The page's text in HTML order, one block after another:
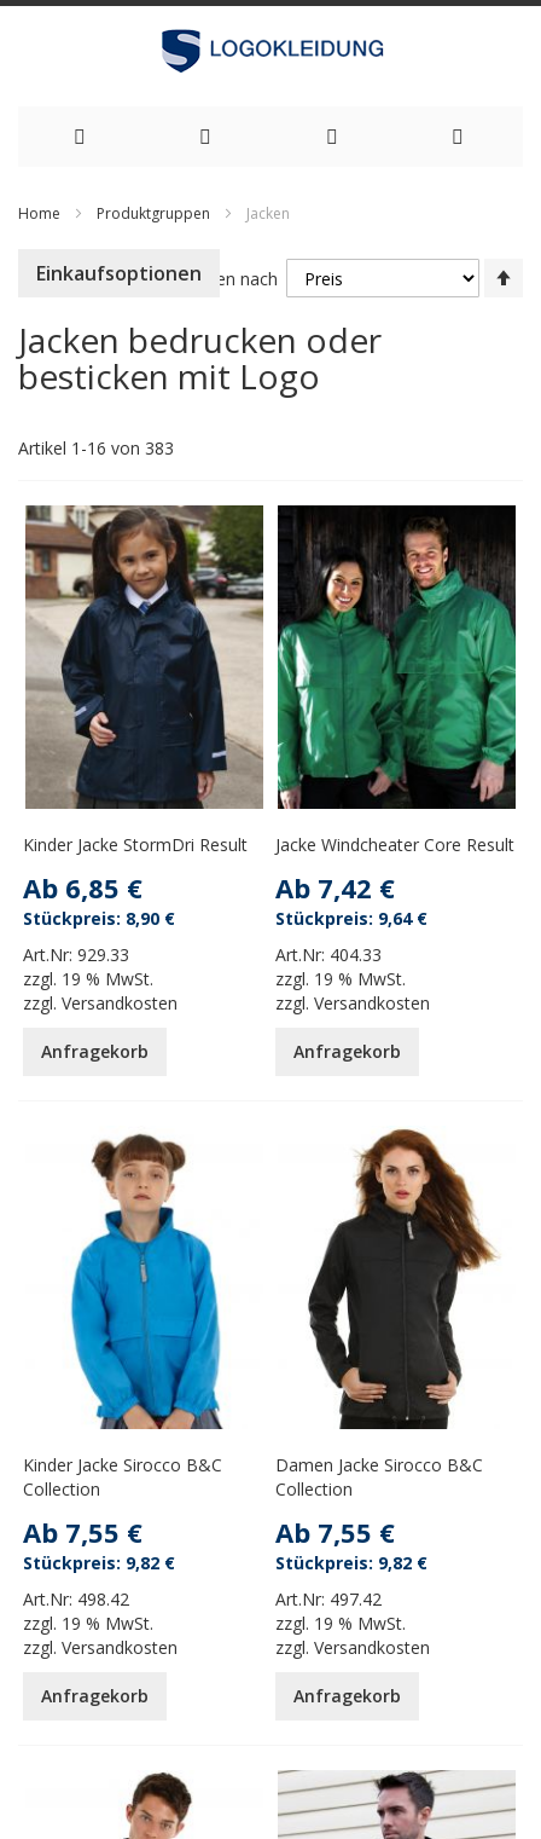
springen
Home Produktgruppen Jacken
Jacken bedrucken oder
besticken mit Logo
Artikel 1 -16 von 383
Sortieren nach
Kinder Jacke StormDri Result
Ab 6,85 €
Art.Nr:929.33
zzgl. 19 % MwSt.
zzgl.Versandkosten
8,90 €
Anfragekorb
Jacke Windcheater Core Result
Ab 7,42 €
Art.Nr: 404.33
zzgl. 19 % MwSt.
zzgl.Versandkosten
9,64 €
Anfragekorb
Kinder Jacke Sirocco B&C
Collection
Ab 7,55 €
Art.Nr: 498.42
zzgl. 19 % MwSt.
zzgl.Versandkosten
9,82 €
Anfragekorb
Damen Jacke Sirocco B&C
Collection
Ab 7,55 €
Art.Nr: 497.42
zzgl. 19 % MwSt.
zzgl.Versandkosten
9,82 €
Anfragekorb
Einkaufsoptionen